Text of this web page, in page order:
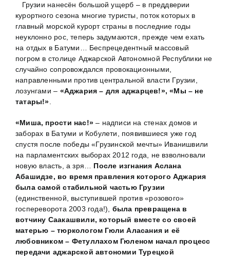
Грузии нанесён большой ущерб – в преддверии
курортного сезона многие туристы, поток которых в
главный морской курорт страны в последние годы
неуклонно рос, теперь задумаются, прежде чем ехать
на отдых в Батуми… Беспрецедентный массовый
погром в столице Аджарской Автономной Республики не
случайно сопровождался провокационными,
направленными против центральной власти Грузии,
лозунгами – «Аджария – для аджарцев!», «Мы – не
татары!»
«Миша, прости нас!»– надписи на стенах домов и
заборах в Батуми и Кобулети, появившиеся уже год
спустя после победы «Грузинской мечты» Иванишвили
на парламентских выборах 2012 года, не взволновали
новую власть, а зря… После изгнания Аслана
Абашидзе, во время правления которого Аджария
была самой стабильной частью Грузии
(единственной, выступившей против «розового»
госпереворота 2003 года!), была превращена в
вотчину Саакашвили, который вместе со своей
матерью – тюркологом Гюли Аласания и её
любовником– Фетуллахом Гюленом начал процесс
передачи аджарской автономии Турецкой